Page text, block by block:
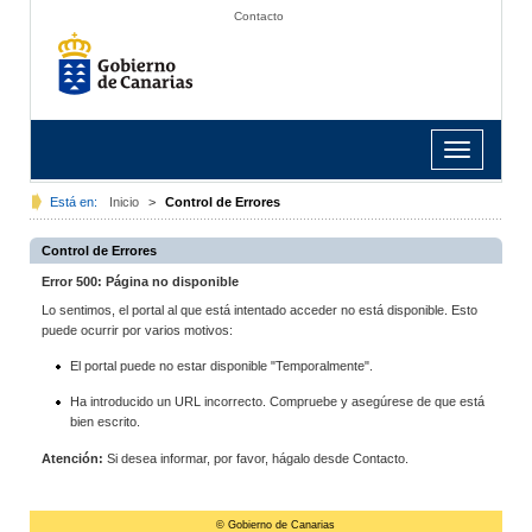
Contacto
Toggle
navigation
Está en: Inicio > Control de Errores
Control de Errores
Error 500: Página no disponible
Lo sentimos, el portal al que está intentado acceder no está disponible. Esto
puede ocurrir por varios motivos:
El portal puede no estar disponible "Temporalmente".
Ha introducido un URL incorrecto. Compruebe y asegúrese de que está
bien escrito.
Atención: Si desea informar, por favor, hágalo desde Contacto.
© Gobierno de Canarias